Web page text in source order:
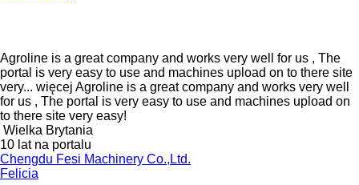
Agroline is a great company and works very well for us , The
portal is very easy to use and machines upload on to there site
very... więcej Agroline is a great company and works very well
for us , The portal is very easy to use and machines upload on
to there site very easy!
Wielka Brytania
10 lat na portalu
Chengdu Fesi Machinery Co.,Ltd.
Felicia